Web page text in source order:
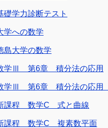
礎学力診断テスト
学への数学
島大学の数学
学Ⅲ 第6章 積分法の応用
学Ⅲ 第6章 積分法の応用
課程 数学C 式と曲線
課程 数学C 複素数平面